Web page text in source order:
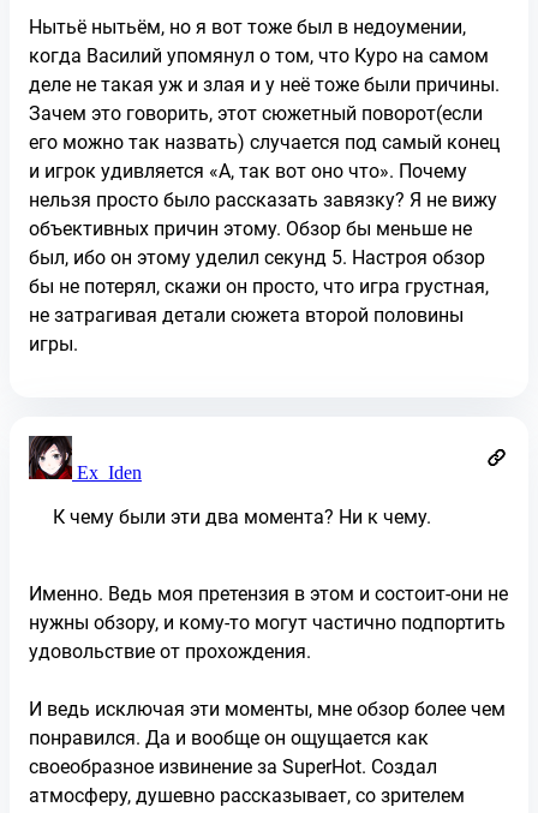
Нытьё нытьём, но я вот тоже был в недоумении,
когда Василий упомянул о том, что Куро на самом
деле не такая уж и злая и у неё тоже были причины.
Зачем это говорить, этот сюжетный поворот(если
его можно так назвать) случается под самый конец
и игрок удивляется «А, так вот оно что». Почему
нельзя просто было рассказать завязку? Я не вижу
объективных причин этому. Обзор бы меньше не
был, ибо он этому уделил секунд 5. Настроя обзор
бы не потерял, скажи он просто, что игра грустная,
не затрагивая детали сюжета второй половины
игры.
Ex_Iden
К чему были эти два момента? Ни к чему.
Именно. Ведь моя претензия в этом и состоит-они не
нужны обзору, и кому-то могут частично подпортить
удовольствие от прохождения.
И ведь исключая эти моменты, мне обзор более чем
понравился. Да и вообще он ощущается как
своеобразное извинение за SuperHot. Создал
атмосферу, душевно рассказывает, со зрителем